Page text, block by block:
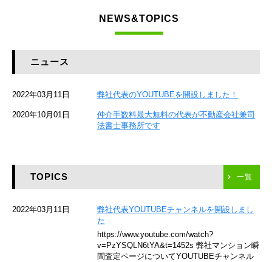
JR総武本線
京成本線
東海道新幹線
東京メトロ東西線
NEWS&TOPICS
ニュース
2022年03月11日 弊社代表のYOUTUBEを開設しました！
2020年10月01日
仲介手数料最大無料の代表が不動産会社兼司
法書士事務所です
TOPICS 一覧
2022年03月11日
弊社代表YOUTUBEチャンネルを開設しまし
た
https://www.youtube.com/watch?
v=PzYSQLN6tYA&t=1452s 弊社マンション瞬
間査定ページについてYOUTUBEチャンネル